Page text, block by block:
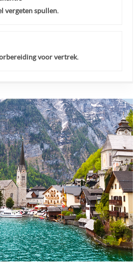
vergeten spullen.
voor vertrek.